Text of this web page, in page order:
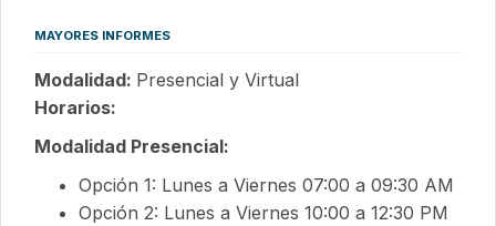
MAYORES INFORMES
Modalidad: Presencial y Virtual
Horarios:
Modalidad Presencial:
Opción 1: Lunes a Viernes 07:00 a 09:30 AM
Opción 2: Lunes a Viernes 10:00 a 12:30 PM